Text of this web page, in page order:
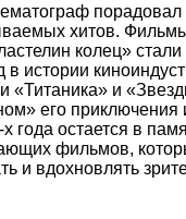
порадовал
хитов.
колец»
в истории
«Титаника» и
его приключения
года остается в
фильмов,
и вдохновлять